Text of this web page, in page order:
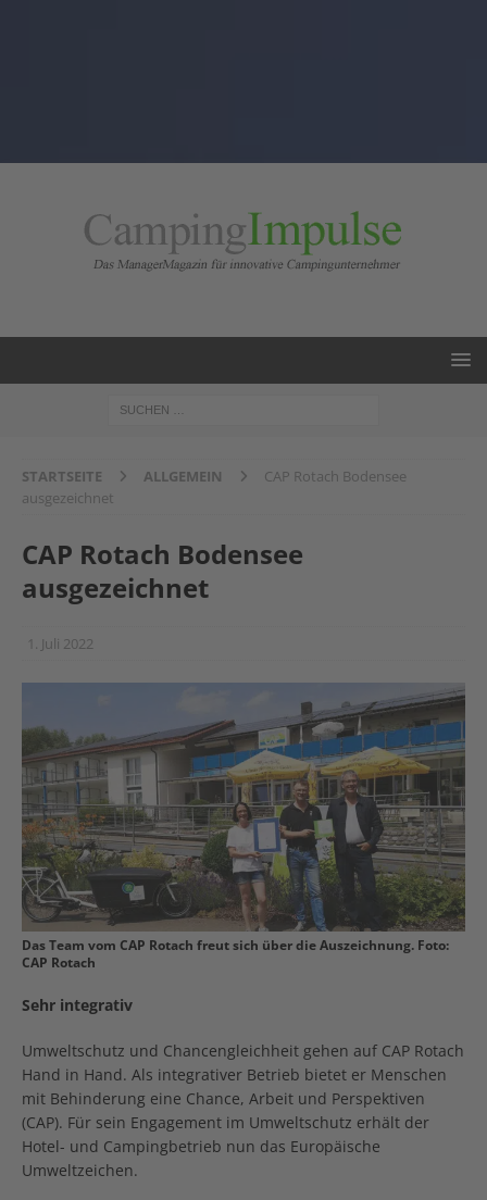
STARTSEITE ALLGEMEIN
CAP Rotach Bodensee
ausgezeichnet
CAP Rotach Bodensee
ausgezeichnet
1. Juli 2022
Das Team vom CAP Rotach freut sich über die Auszeichnung. Foto:
CAP Rotach
Sehr integrativ
Umweltschutz und Chancengleichheit gehen auf CAP Rotach
Hand in Hand. Als integrativer Betrieb bietet er Menschen
mit Behinderung eine Chance, Arbeit und Perspektiven
(CAP). Für sein Engagement im Umweltschutz erhält der
Hotel- und Campingbetrieb nun das Europäische
Umweltzeichen.